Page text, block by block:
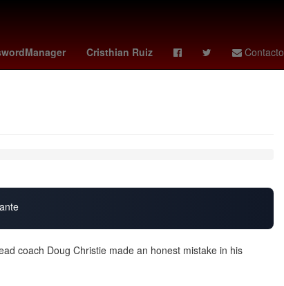
Cristhian Ruiz Contacto
kit connor Villa Park
coach Doug Christie made an honest mistake in his